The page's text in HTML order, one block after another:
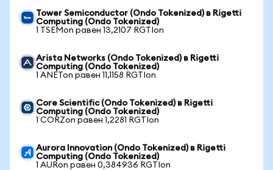
Tower Semiconductor (Ondo Tokenized) в Rigetti
Computing (Ondo Tokenized)
1 TSEMon равен 13,2107 RGTIon
Arista Networks (Ondo Tokenized) в Rigetti
Computing (Ondo Tokenized)
1 ANETon равен 11,1158 RGTIon
Core Scientific (Ondo Tokenized) в Rigetti
Computing (Ondo Tokenized)
1 CORZon равен 1,2281 RGTIon
Aurora Innovation (Ondo Tokenized) в Rigetti
Computing (Ondo Tokenized)
1 AURon равен 0,384936 RGTIon